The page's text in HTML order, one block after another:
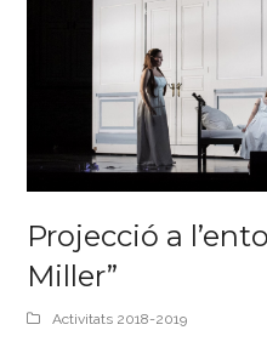
Projecció a
Miller”
Activitats 2018-2019